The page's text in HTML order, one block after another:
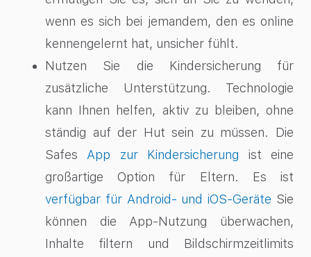
wenn es sich bei jemandem, den es online
kennengelernt hat, unsicher fühlt.
Nutzen Sie die Kindersicherung für
zusätzliche Unterstützung. Technologie
kann Ihnen helfen, aktiv zu bleiben, ohne
ständig auf der Hut sein zu müssen. Die
Safes App zur Kindersicherung ist eine
großartige Option für Eltern. Es ist
verfügbar für Android- und iOS-Geräte Sie
können die App-Nutzung überwachen,
Inhalte filtern und Bildschirmzeitlimits